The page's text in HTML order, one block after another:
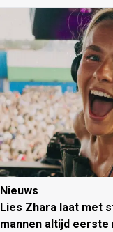
Nieuws
Lies Zhara laat met
mannen altijd eerste